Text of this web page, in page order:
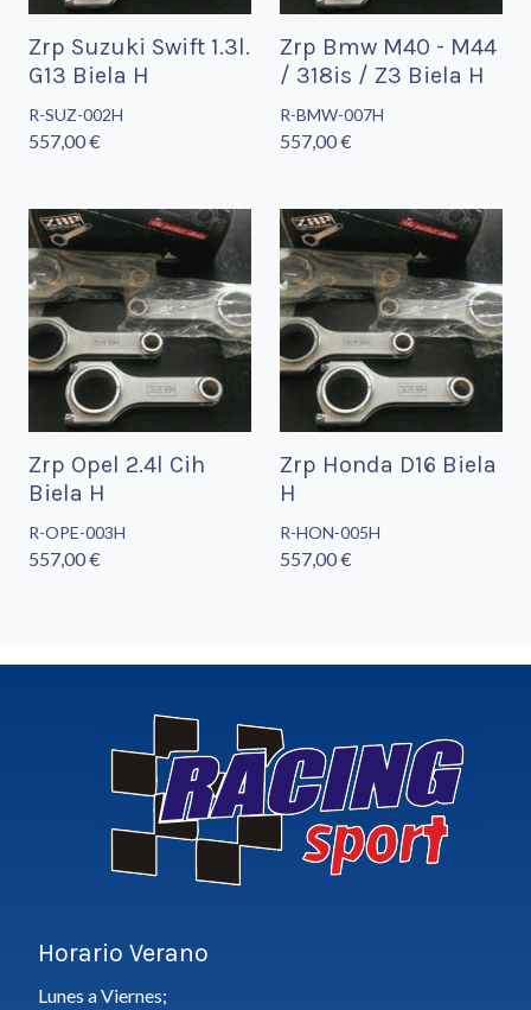
Zrp Suzuki Swift 1.3l.
G13 Biela H
R-SUZ-002H
557,00 €
Zrp Bmw M40 - M44
/ 318is / Z3 Biela H
R-BMW-007H
557,00 €
Zrp Opel 2.4l Cih
Biela H
R-OPE-003H
557,00 €
Zrp Honda D16 Biela
H
R-HON-005H
557,00 €
Horario Verano
Lunes a Viernes;